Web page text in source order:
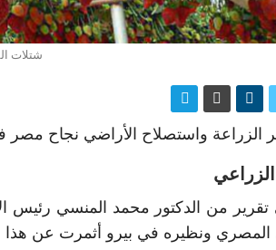
شتلات
الزراعة واستصلاح الأراضي نجاح مصر
تقرير من الدكتور محمد المنسي رئيس
المصري ونظيره في بيرو أثمرت عن هذا